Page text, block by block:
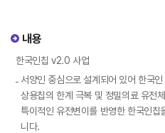
내용
한국인칩 v2.0 사업
서양인 중심으로 설계되어 있어 한국
상용칩의 한계 극복 및 정밀의료 유전
특이적인 유전변이를 반영한 한국인
니다.